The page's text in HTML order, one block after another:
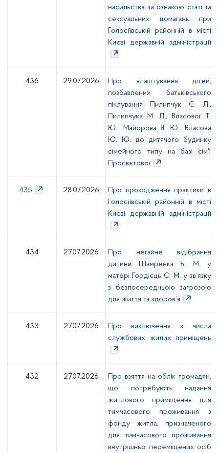
насильства за ознакою статі та
сексуальних домагань при
Голосіївській районній в місті
Києві державній адміністрації
436 29.07.2026
Про влаштування дітей,
позбавлених батьківського
піклування Пилипчук Є. Л.,
Пилипчука М. Л., Власової Т.
Ю., Майорова Я. Ю., Власова
Ю. Ю. до дитячого будинку
сімейного типу на базі сім'ї
Просвєтової
435 28.07.2026
Про проходження практики в
Голосіївській районній в місті
Києві державній адміністрації
434 27.07.2026
Про негайне відібрання
дитини Шамренка Б. М. у
матері Гордієць С. М. у зв’язку
з безпосередньою загрозою
для життя та здоров’я
433 27.07.2026
Про виключення з числа
службових жилих приміщень
432 27.07.2026
Про взяття на облік громадян,
що потребують надання
житлового приміщення для
тимчасового проживання з
фонду житла, призначеного
для тимчасового проживання
внутрішньо переміщених осіб